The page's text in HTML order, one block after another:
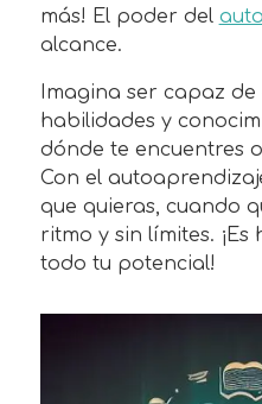
más! El poder del
alcance.
Imagina ser capaz
habilidades y
dónde te encuentres
Con el
que quieras, cuando
ritmo y sin límites.
todo tu potencial!